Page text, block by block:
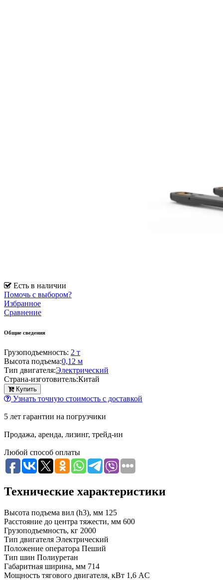
Есть в наличии
Помочь с выбором?
Избранное
Сравнение
Общие сведения
Грузоподъемность: 2 т
Высота подъема:0,12 м
Тип двигателя:Электрический
Страна-изготовитель:Китай
Купить
Узнать точную стоимость с доставкой
5 лет гарантии на погрузчики
Продажа, аренда, лизинг, трейд-ин
Любой способ оплаты
Технические характеристики
Высота подъема вил (h3), мм 125
Расстояние до центра тяжести, мм 600
Грузоподъемность, кг 2000
Тип двигателя Электрический
Положение оператора Пеший
Тип шин Полиуретан
Габаритная ширина, мм 714
Мощность тягового двигателя, кВт 1,6 AC